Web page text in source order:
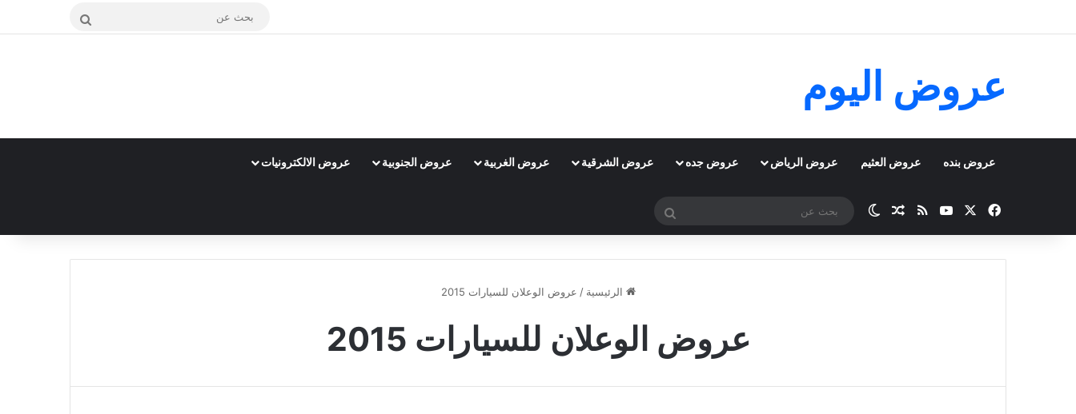
بحث
عروض اليوم
عروض بنده عروض العثيم عروض الرياض عروض جده عروض الشرقية عروض الغربية عروض الجنوبية عروض الالكترونيات
فيسبوك ‫YouTubeملخص الموقع RSS
مقال عشوائي
الوضع المظلم
بحث
الرئيسية / عروض الوعلان للسيارات 2015
عروض الوعلان للسيارات 2015